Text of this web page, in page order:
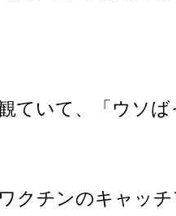
ていて、「ウソ
クチンのキャッ